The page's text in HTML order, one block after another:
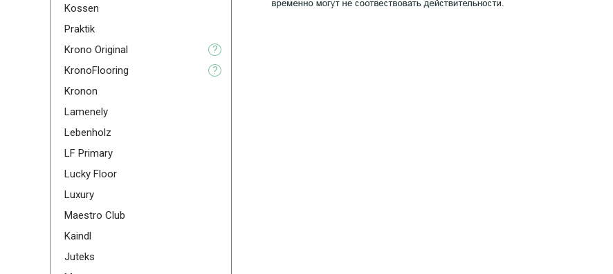
Kossen
Praktik
Krono Original
?
KronoFlooring
?
Kronon
Lamenely
Lebenholz
LF Primary
Lucky Floor
Luxury
Maestro Club
Kaindl
Juteks